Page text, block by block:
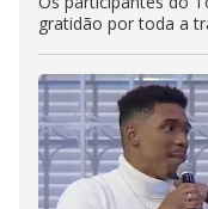
gratidão por toda a